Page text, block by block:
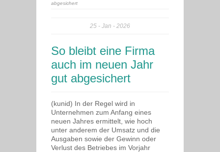
abgesichert
25 Jan 2026
So bleibt eine Firma
auch im neuen Jahr
gut abgesichert
(kunid) In der Regel wird in
Unternehmen zum Anfang eines
neuen Jahres ermittelt, wie hoch
unter anderem der Umsatz und die
Ausgaben sowie der Gewinn oder
Verlust des Betriebes im Vorjahr